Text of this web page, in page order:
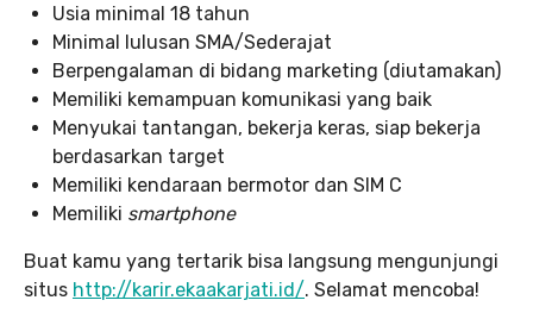
Usia minimal 18 tahun
Minimal lulusan SMA/Sederajat
Berpengalaman di bidang marketing (diutamakan)
Memiliki kemampuan komunikasi yang baik
Menyukai tantangan, bekerja keras, siap bekerja
berdasarkan target
Memiliki kendaraan bermotor dan SIM C
Memiliki smartphone
Buat kamu yang tertarik bisa langsung mengunjungi
situs http://karir.ekaakarjati.id/. Selamat mencoba!